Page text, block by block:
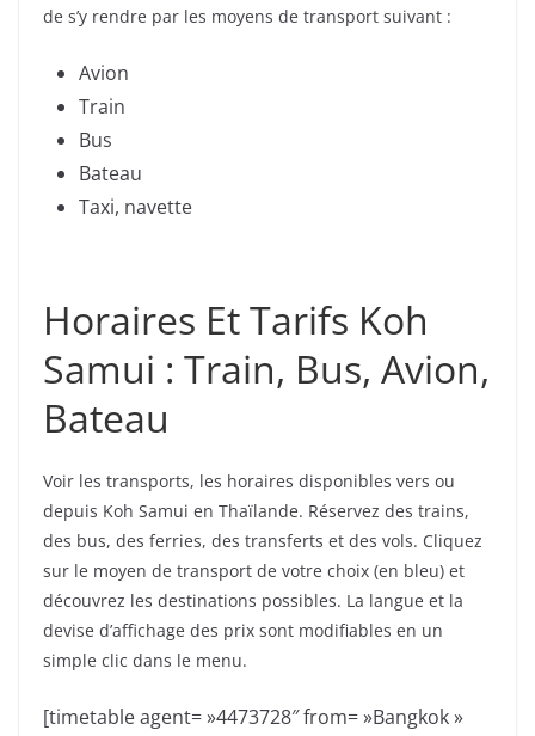
de s’y rendre par les moyens de transport suivant :
Avion
Train
Bus
Bateau
Taxi, navette
Horaires Et Tarifs Koh
Samui : Train, Bus, Avion,
Bateau
Voir les transports, les horaires disponibles vers ou
depuis Koh Samui en Thaïlande. Réservez des trains,
des bus, des ferries, des transferts et des vols. Cliquez
sur le moyen de transport de votre choix (en bleu) et
découvrez les destinations possibles. La langue et la
devise d’affichage des prix sont modifiables en un
simple clic dans le menu.
[timetable agent= »4473728″ from= »Bangkok »